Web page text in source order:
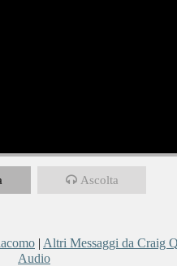
Ascolta
| Altri Messaggi da Craig
Audio